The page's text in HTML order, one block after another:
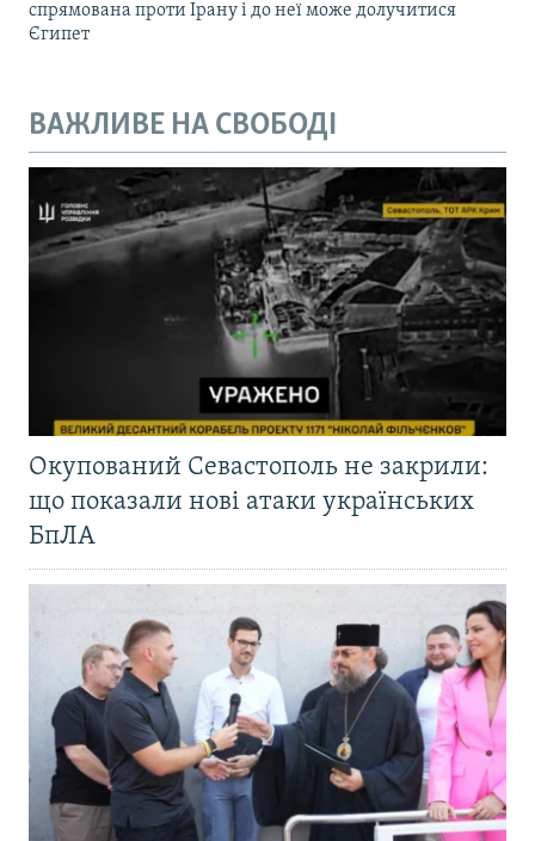
спрямована проти Ірану і до неї може долучитися
Єгипет
ВАЖЛИВЕ НА СВОБОДІ
Окупований Севастополь не закрили:
що показали нові атаки українських
БпЛА